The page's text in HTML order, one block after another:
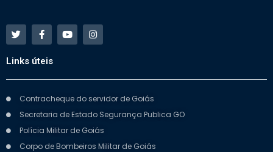
Links úteis
Contracheque do servidor de Goiás
Secretaria de Estado Segurança Publica GO
Polícia Militar de Goiás
Corpo de Bombeiros Militar de Goiás